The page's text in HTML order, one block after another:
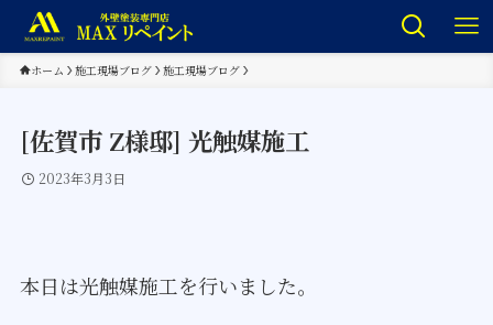
ホーム 施工現場ブログ 施工現場ブログ
[佐賀市 Z様邸] 光触媒施工
2023年3月3日
本日は光触媒施工を行いました。